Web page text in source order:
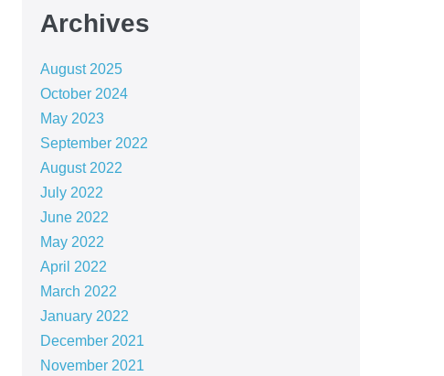
Archives
August 2025
October 2024
May 2023
September 2022
August 2022
July 2022
June 2022
May 2022
April 2022
March 2022
January 2022
December 2021
November 2021